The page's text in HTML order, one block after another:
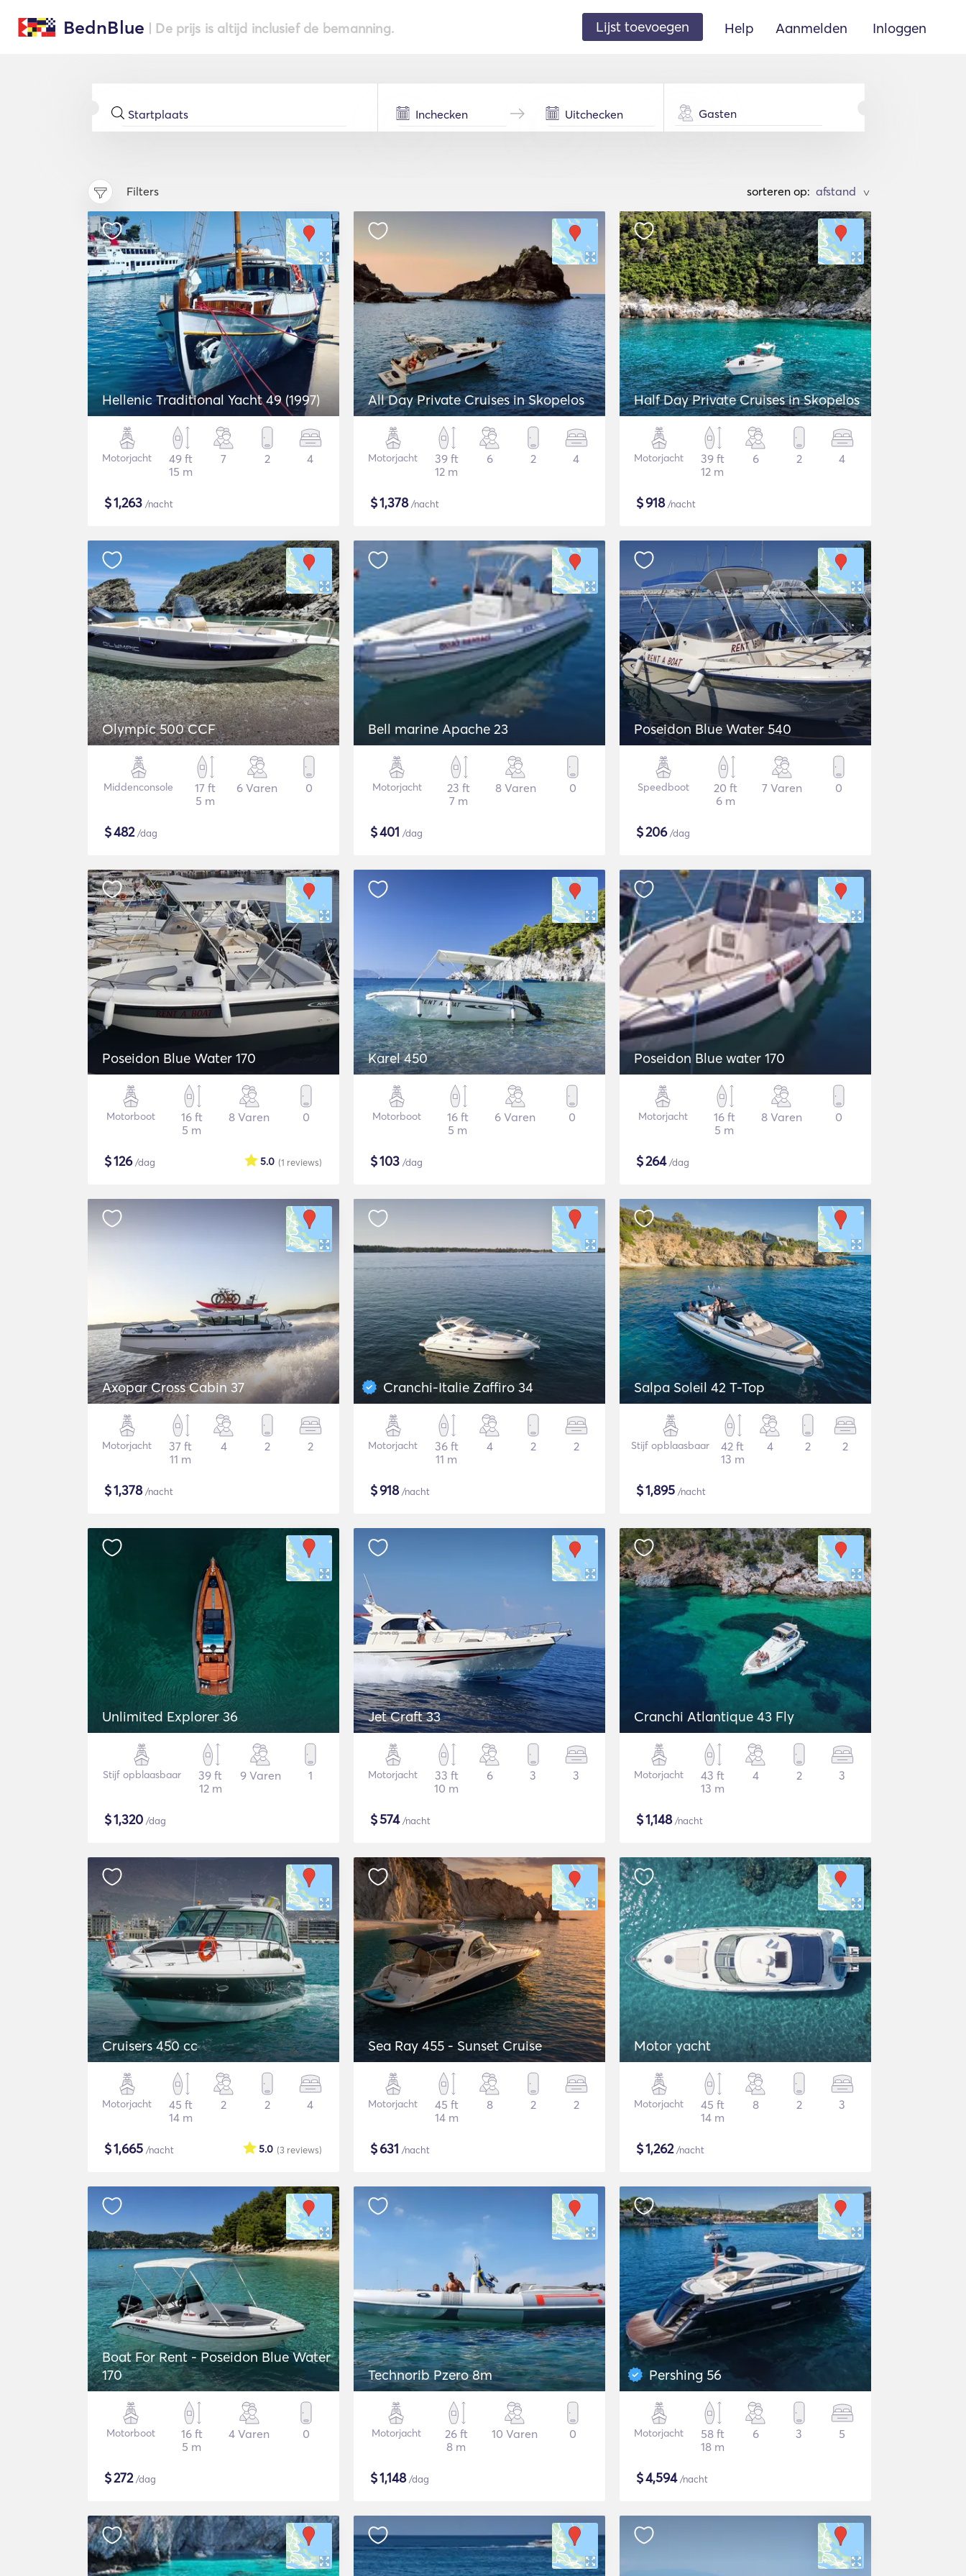
BednBlue | De prijs is altijd inclusief de bemanning. Lijst toevoegen Help Aanmelden Inloggen
Gasten
Filters sorteren op: >
Hellenic Traditional Yacht 49 (1997)
Motorjacht
49 ft
15 m
7 2 4
$1,263 /nacht
All Day Private Cruises in Skopelos
Motorjacht
39 ft
12 m
6 2 4
$1,378/nacht
Half Day Private Cruises in Skopelos
Motorjacht
39 ft
12 m
6 2 4
$918/nacht
Olympic 500 CCF
Middenconsole
17 ft
5 m
6 Varen 0
$482/dag
Bell marine Apache 23
Motorjacht
23 ft
7 m
8 Varen 0
$401 /dag
Poseidon Blue Water 540
Speedboot
20 ft
6 m
7 Varen 0
$206/dag
Poseidon Blue Water 170
Motorboot
16 ft
5 m
8 Varen 0
$126/dag (1 reviews)
5.0
Karel 450
Motorboot
16 ft
5 m
6 Varen 0
$103 /dag
Poseidon Blue water 170
Motorjacht
16 ft
5 m
8 Varen 0
$264/dag
Axopar Cross Cabin 37
Motorjacht
37 ft
11 m
4 2 2
$1,378/nacht
Cranchi-Italie Zaffiro 34
Motorjacht
36 ft
11 m
4 2 2
$918/nacht
Salpa Soleil 42 T-Top
Stijf opblaasbaar
42 ft
13 m
4 2 2
$1,895 /nacht
Unlimited Explorer 36
Stijf opblaasbaar
39 ft
12 m
9 Varen 1
$1,320 /dag
Jet Craft 33
Motorjacht
33 ft
10 m
6 3 3
$574/nacht
Cranchi Atlantique 43 Fly
Motorjacht
43 ft
13 m
4 2 3
$1,148/nacht
Cruisers 450 cc
Motorjacht
45 ft
14 m
2 2 4
$1,665 /nacht (3 reviews)
5.0
Sea Ray 455 - Sunset Cruise
Motorjacht
45 ft
14 m
8 2 2
$631 /nacht
Motor yacht
Motorjacht
45 ft
14 m
8 2 3
$1,262/nacht
Boat For Rent - Poseidon Blue Water
170
Motorboot
16 ft
5 m
4 Varen 0
$272/dag
Technorib Pzero 8m
Motorjacht
26 ft
8 m
10 Varen 0
$1,148/dag
Pershing 56
Motorjacht
58 ft
18 m
6 3 5
$4,594/nacht